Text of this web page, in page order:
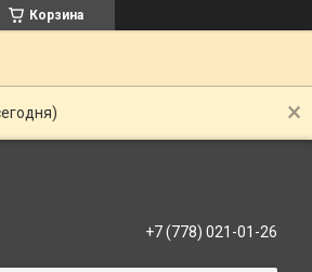
Корзина
+7 (778) 021-01-26